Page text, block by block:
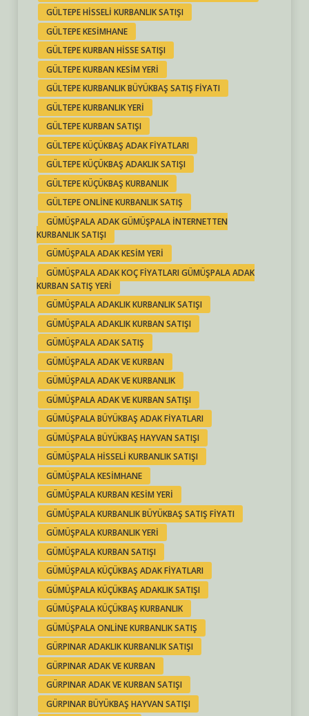
GÜLTEPE HISSELI KURBANLIK SATIŞI
GÜLTEPE KESIMHANE
GÜLTEPE KURBAN HISSE SATIŞI
GÜLTEPE KURBAN KESIM YERI
GÜLTEPE KURBANLIK BÜYÜKBAŞ SATIŞ FIYATI
GÜLTEPE KURBANLIK YERI
GÜLTEPE KURBAN SATIŞI
GÜLTEPE KÜÇÜKBAŞ ADAK FIYATLARI
GÜLTEPE KÜÇÜKBAŞ ADAKLIK SATIŞI
GÜLTEPE KÜÇÜKBAŞ KURBANLIK
GÜLTEPE ONLINE KURBANLIK SATIŞ
GÜMÜŞPALA ADAK GÜMÜŞPALA INTERNETTEN
KURBANLIK SATIŞI
GÜMÜŞPALA ADAK KESIM YERI
GÜMÜŞPALA ADAK KOÇ FIYATLARI GÜMÜŞPALA ADAK
KURBAN SATIŞ YERI
GÜMÜŞPALA ADAKLIK KURBANLIK SATIŞI
GÜMÜŞPALA ADAKLIK KURBAN SATIŞI
GÜMÜŞPALA ADAK SATIŞ
GÜMÜŞPALA ADAK VE KURBAN
GÜMÜŞPALA ADAK VE KURBANLIK
GÜMÜŞPALA ADAK VE KURBAN SATIŞI
GÜMÜŞPALA BÜYÜKBAŞ ADAK FIYATLARI
GÜMÜŞPALA BÜYÜKBAŞ HAYVAN SATIŞI
GÜMÜŞPALA HISSELI KURBANLIK SATIŞI
GÜMÜŞPALA KESIMHANE
GÜMÜŞPALA KURBAN KESIM YERI
GÜMÜŞPALA KURBANLIK BÜYÜKBAŞ SATIŞ FIYATI
GÜMÜŞPALA KURBANLIK YERI
GÜMÜŞPALA KURBAN SATIŞI
GÜMÜŞPALA KÜÇÜKBAŞ ADAK FIYATLARI
GÜMÜŞPALA KÜÇÜKBAŞ ADAKLIK SATIŞI
GÜMÜŞPALA KÜÇÜKBAŞ KURBANLIK
GÜMÜŞPALA ONLINE KURBANLIK SATIŞ
GÜRPINAR ADAKLIK KURBANLIK SATIŞI
GÜRPINAR ADAK VE KURBAN
GÜRPINAR ADAK VE KURBAN SATIŞI
GÜRPINAR BÜYÜKBAŞ HAYVAN SATIŞI